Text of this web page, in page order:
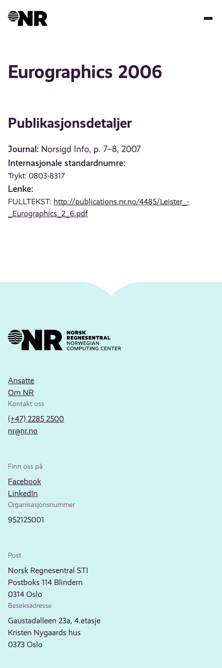
Eurographics 2006
Publikasjonsdetaljer
Journal: Norsigd Info, p. 7–8, 2007
Internasjonale standardnumre:
Trykt: 0803-8317
Lenke:
FULLTEKST: http://publications.nr.no/4485/Leister_-
_Eurographics_2_6.pdf
Ansatte
Om NR
Kontakt oss
(+47) 2285 2500
nr@nr.no
Finn oss på
Facebook
LinkedIn
Organisasjonsnummer
952125001
Post
Norsk Regnesentral STI
Postboks 114 Blindern
0314 Oslo
Besøksadresse
Gaustadalleen 23a, 4.etasje
Kristen Nygaards hus
0373 Oslo